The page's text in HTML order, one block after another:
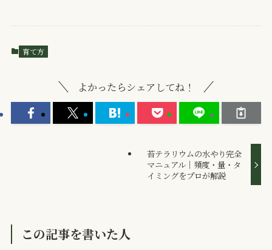
育て方
よかったらシェアしてね！
苔テラリウムの水やり完全
マニュアル｜頻度・量・タ
イミングをプロが解説
この記事を書いた人